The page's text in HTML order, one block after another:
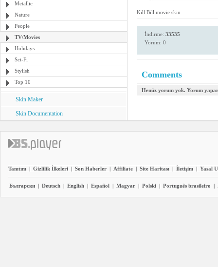
Metallic
Nature
People
TV/Movies
Holidays
Sci-Fi
Stylish
Top 10
Skin Maker
Skin Documentation
Kill Bill movie skin
İndirme: 33535
Yorum: 0
Comments
Henüz yorum yok. Yorum
Tanıtım | Gizlilik İlkeleri | Son Haberler | Affiliate | Site Haritası | İletişim | Yasal
Български | Deutsch | English | Español | Magyar | Polski | Português brasileiro |